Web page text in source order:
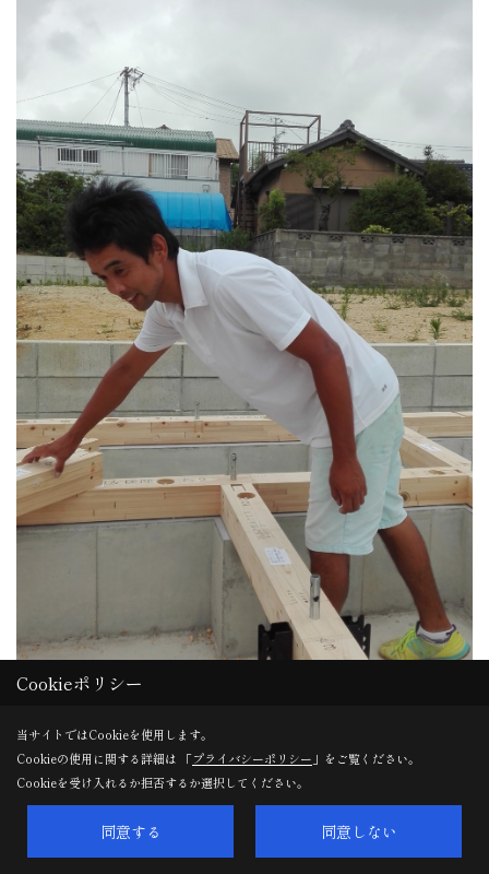
土台敷き工事
家作りの胆はやはり大工工事です。
大工工事を担当しますのは、修一棟梁です。
Cookieポリシー
当サイトではCookieを使用します。
Cookieの使用に関する詳細は 「プライバシーポリシー 」をご覧ください。
Cookieを受け入れるか拒否するか選択してください。
同意する 同意しない